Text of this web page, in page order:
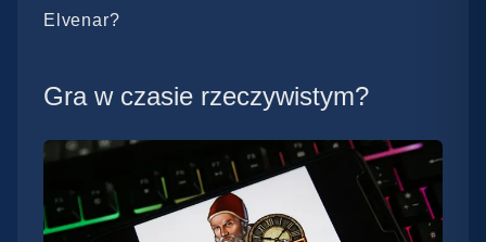
Elvenar?
Gra w czasie rzeczywistym?